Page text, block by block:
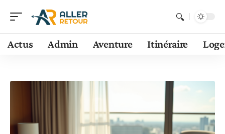
Actus Admin Aventure Itinéraire